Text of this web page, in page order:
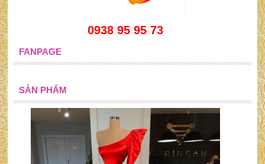
0938 95 95 73
FANPAGE
SẢN PHẨM